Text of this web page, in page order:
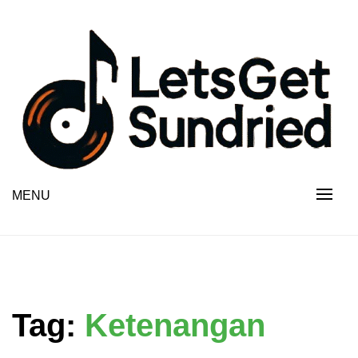
MENU
Tag: Ketenangan